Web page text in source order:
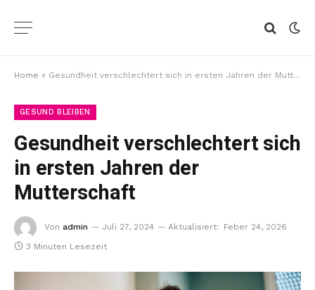
Home » Gesundheit verschlechtert sich in ersten Jahren der Mutterschaft
GESUND BLEIBEN
Gesundheit verschlechtert sich
in ersten Jahren der
Mutterschaft
Von admin Juli 27, 2024 Aktualisiert:
Feber 24, 2026
3 Minuten Lesezeit